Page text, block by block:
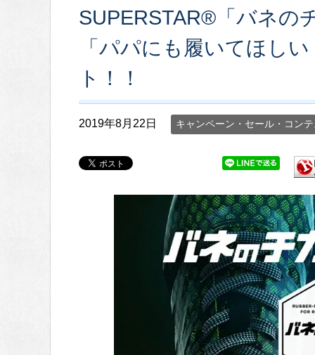
SUPERSTAR®「バネの
「パパにも履いてほし
ト！！
2019年8月22日 キャンペーン・セール・コン